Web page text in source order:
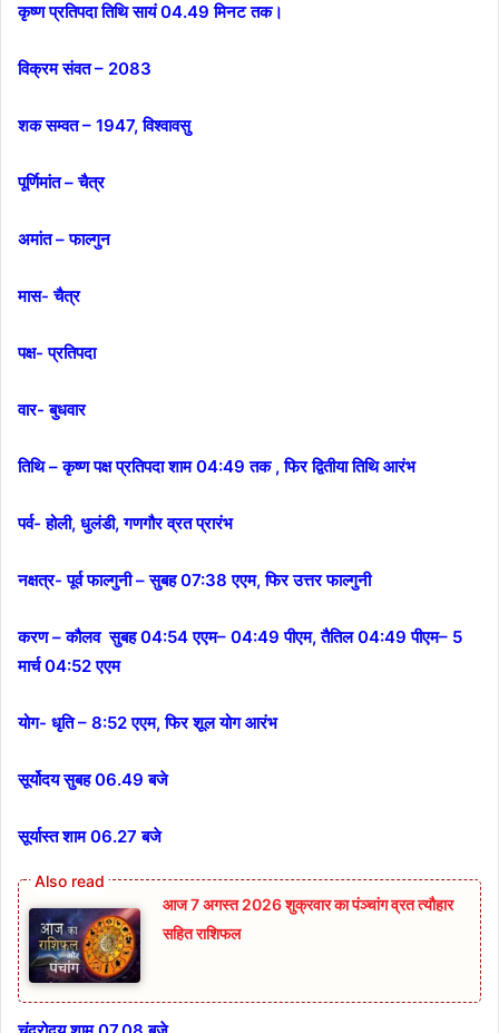
कृष्ण प्रतिपदा तिथि सायं 04.49 मिनट तक।
विक्रम संवत – 2083
शक सम्वत – 1947, विश्वावसु
पूर्णिमांत – चैत्र
अमांत – फाल्गुन
मास- चैत्र
पक्ष- प्रतिपदा
वार- बुधवार
तिथि – कृष्ण पक्ष प्रतिपदा शाम 04:49 तक , फिर द्वितीया तिथि आरंभ
पर्व- होली, धुलंडी, गणगौर व्रत प्रारंभ
नक्षत्र-पूर्व फाल्गुनी – सुबह 07:38 एएम, फिर उत्तर फाल्गुनी
करण –कौलव सुबह 04:54 एएम– 04:49 पीएम,तैतिल 04:49 पीएम– 5
मार्च 04:52 एएम
योग- धृति – 8:52 एएम, फिर शूल योग आरंभ
सूर्योदय सुबह 06.49 बजे
सूर्यास्त शाम 06.27 बजे
आज 7 अगस्त 2026 शुक्रवार का पंञ्चांग व्रत त्यौहार
सहित राशिफल